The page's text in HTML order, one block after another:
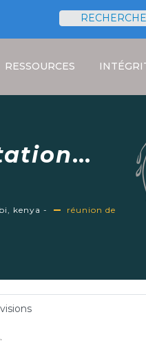
RECHERCHE
RESSOURCES
Forum
-
kenya -
réunion de
(onglet